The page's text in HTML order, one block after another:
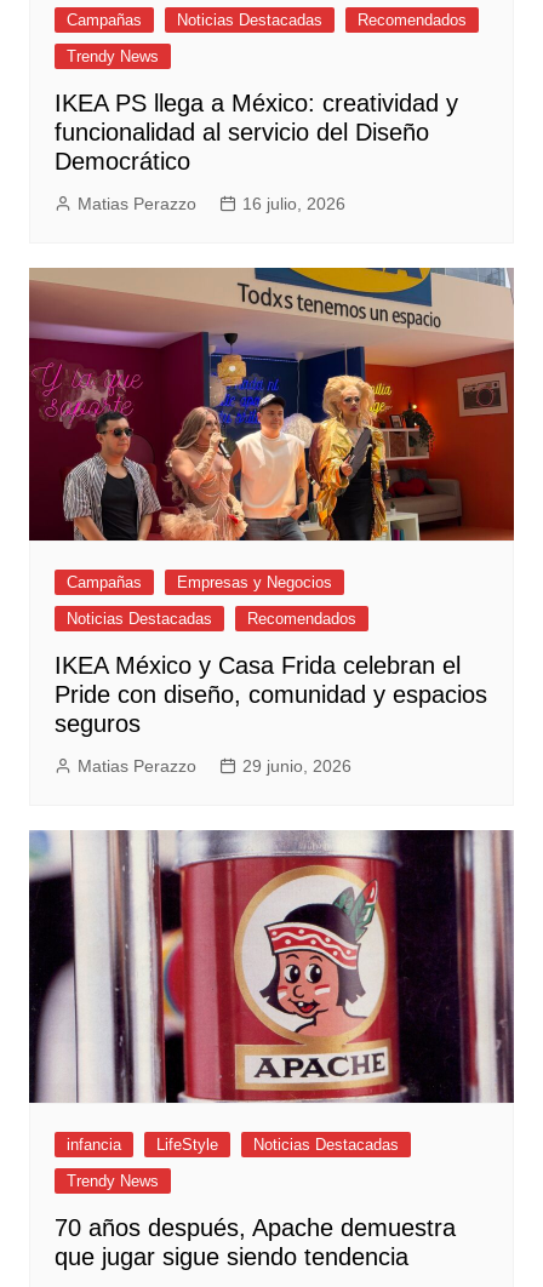
Campañas Noticias Destacadas
Recomendados
Trendy News
IKEA PS llega a México: creatividad y
funcionalidad al servicio del Diseño
Democrático
Matias Perazzo 16 julio, 2026
Campañas
Empresas y Negocios
Noticias Destacadas
Recomendados
IKEA México y Casa Frida celebran el
Pride con diseño, comunidad y espacios
seguros
Matias Perazzo 29 junio, 2026
infancia LifeStyle
Noticias Destacadas
Trendy News
70 años después, Apache demuestra
que jugar sigue siendo tendencia